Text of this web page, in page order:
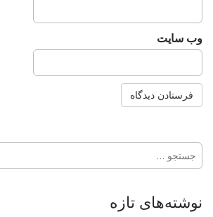
وب‌ سایت
جستجو
برای:
نوشته‌های تازه